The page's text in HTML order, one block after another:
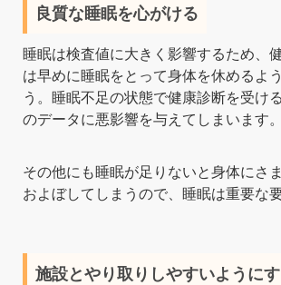
良質な睡眠を心がける
睡眠は検査値に大きく影響するため、
は早めに睡眠をとって身体を休めるよ
う。睡眠不足の状態で健康診断を受け
のデータに悪影響を与えてしまいます。
その他にも睡眠が足りないと身体にさ
およぼしてしまうので、睡眠は重要な要
施設とやり取りしやすいように